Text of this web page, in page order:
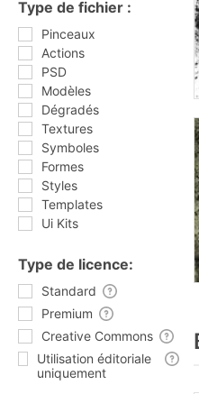
Type de fichier :
Pinceaux
Actions
PSD
Modèles
Dégradés
Textures
Symboles
Formes
Styles
Templates
Ui Kits
Type de licence:
Standard
Premium
Creative Commons
Utilisation éditoriale
uniquement